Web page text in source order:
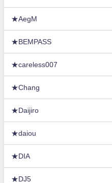
★AegM
★BEMPASS
★careless007
★Chang
★Daijiro
★daiou
★DIA
★DJ5